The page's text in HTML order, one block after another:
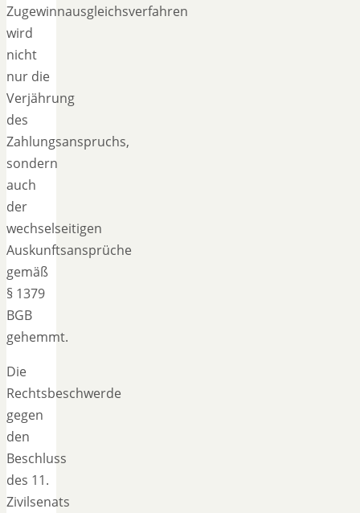
Zugewinnausgleichsverfahren
wird
nicht
nur die
Verjährung
des
Zahlungsanspruchs,
sondern
auch
der
wechselseitigen
Auskunftsansprüche
gemäß
§ 1379
BGB
gehemmt.
Die
Rechtsbeschwerde
gegen
den
Beschluss
des 11.
Zivilsenats